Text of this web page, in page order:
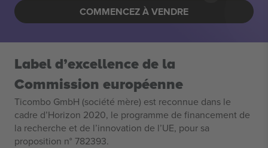
COMMENCEZ À VENDRE
Label d’excellence de la
Commission européenne
Ticombo GmbH (société mère) est reconnue dans le
cadre d’Horizon 2020, le programme de financement de
la recherche et de l’innovation de l’UE, pour sa
proposition n° 782393.